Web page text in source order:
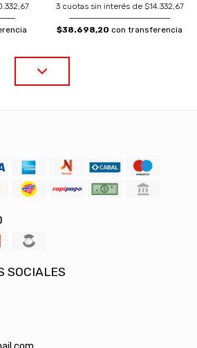
3 cuotas sin interés de $14.332,67
$38.698,20 con transferencia
SOCIALES